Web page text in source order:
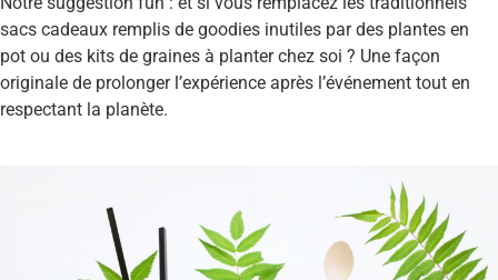
sacs cadeaux remplis de goodies inutiles par des plantes en
pot ou des kits de graines à planter chez soi ? Une façon
originale de prolonger l’expérience après l’événement tout en
respectant la planète.